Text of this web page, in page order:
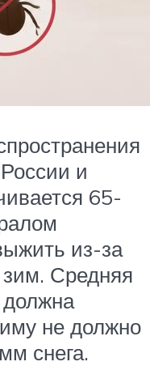
и
65-
из-за
Средняя
должна
не должно
снега.